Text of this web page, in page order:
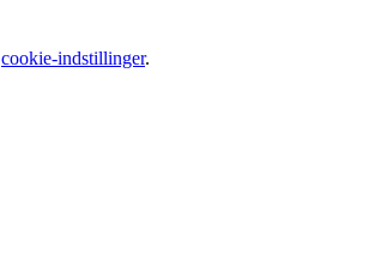
cookie-indstillinger.